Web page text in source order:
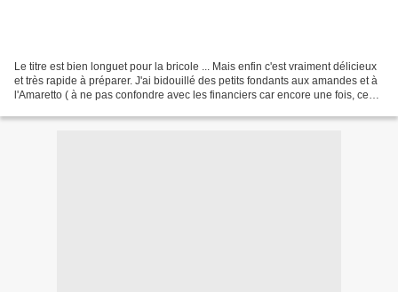
Le titre est bien longuet pour la bricole ... Mais enfin c'est vraiment délicieux
et très rapide à préparer. J'ai bidouillé des petits fondants aux amandes et à
l'Amaretto ( à ne pas confondre avec les financiers car encore une fois, ce